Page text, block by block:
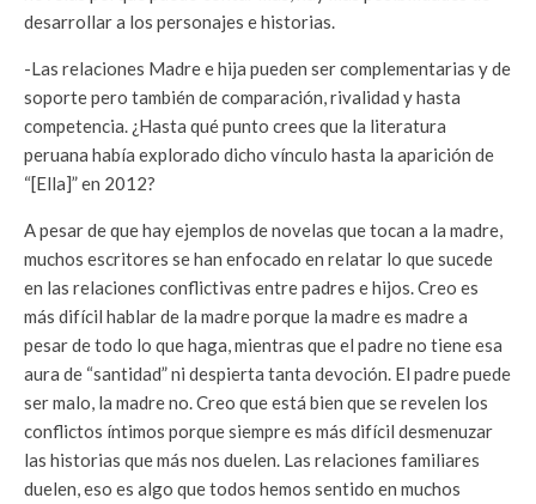
desarrollar a los personajes e historias.
-Las relaciones Madre e hija pueden ser complementarias y de
soporte pero también de comparación, rivalidad y hasta
competencia. ¿Hasta qué punto crees que la literatura
peruana había explorado dicho vínculo hasta la aparición de
“[Ella]” en 2012?
A pesar de que hay ejemplos de novelas que tocan a la madre,
muchos escritores se han enfocado en relatar lo que sucede
en las relaciones conflictivas entre padres e hijos. Creo es
más difícil hablar de la madre porque la madre es madre a
pesar de todo lo que haga, mientras que el padre no tiene esa
aura de “santidad” ni despierta tanta devoción. El padre puede
ser malo, la madre no. Creo que está bien que se revelen los
conflictos íntimos porque siempre es más difícil desmenuzar
las historias que más nos duelen. Las relaciones familiares
duelen, eso es algo que todos hemos sentido en muchos